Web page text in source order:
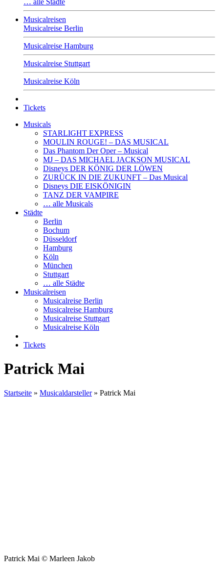
… alle Städte
Musicalreisen
Musicalreise Berlin
Musicalreise Hamburg
Musicalreise Stuttgart
Musicalreise Köln
Tickets
Musicals
STARLIGHT EXPRESS
MOULIN ROUGE! – DAS MUSICAL
Das Phantom Der Oper – Musical
MJ – DAS MICHAEL JACKSON MUSICAL
Disneys DER KÖNIG DER LÖWEN
ZURÜCK IN DIE ZUKUNFT – Das Musical
Disneys DIE EISKÖNIGIN
TANZ DER VAMPIRE
… alle Musicals
Städte
Berlin
Bochum
Düsseldorf
Hamburg
Köln
München
Stuttgart
… alle Städte
Musicalreisen
Musicalreise Berlin
Musicalreise Hamburg
Musicalreise Stuttgart
Musicalreise Köln
Tickets
Patrick Mai
Startseite » Musicaldarsteller» Patrick Mai
Patrick Mai © Marleen Jakob